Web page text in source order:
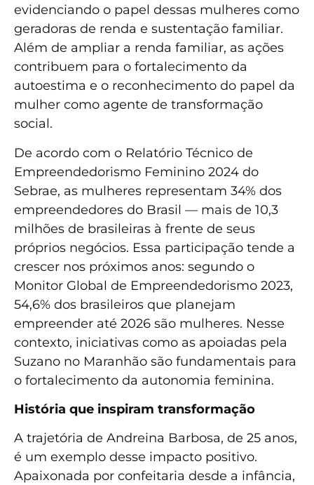
evidenciando o papel dessas mulheres como
geradoras de renda e sustentação familiar.
Além de ampliar a renda familiar, as ações
contribuem para o fortalecimento da
autoestima e o reconhecimento do papel da
mulher como agente de transformação
social.
De acordo com o Relatório Técnico de
Empreendedorismo Feminino 2024 do
Sebrae, as mulheres representam 34% dos
empreendedores do Brasil — mais de 10,3
milhões de brasileiras à frente de seus
próprios negócios. Essa participação tende a
crescer nos próximos anos: segundo o
Monitor Global de Empreendedorismo 2023,
54,6% dos brasileiros que planejam
empreender até 2026 são mulheres. Nesse
contexto, iniciativas como as apoiadas pela
Suzano no Maranhão são fundamentais para
o fortalecimento da autonomia feminina.
História que inspiram transformação
A trajetória de Andreina Barbosa, de 25 anos,
é um exemplo desse impacto positivo.
Apaixonada por confeitaria desde a infância,